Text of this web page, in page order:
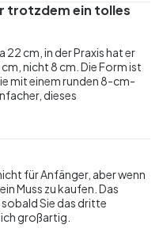
trotzdem ein tolles
cm, in der Praxis hat er
nicht 8 cm. Die Form ist
mit einem runden 8-cm-
dieses
für Anfänger, aber wenn
Muss zu kaufen. Das
Sie das dritte
großartig.